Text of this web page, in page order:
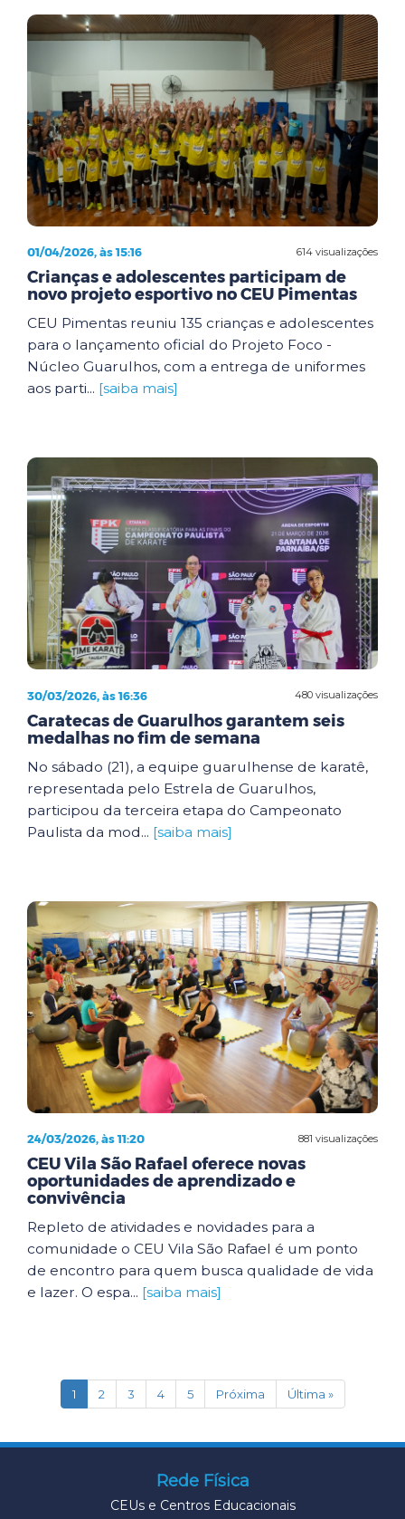
614 visualizações
01/04/2026, às 15:16
Crianças e adolescentes participam de
novo projeto esportivo no CEU Pimentas
CEU Pimentas reuniu 135 crianças e adolescentes
para o lançamento oficial do Projeto Foco -
Núcleo Guarulhos, com a entrega de uniformes
aos parti... [saiba mais]
480 visualizações
30/03/2026, às 16:36
Caratecas de Guarulhos garantem seis
medalhas no fim de semana
No sábado (21), a equipe guarulhense de karatê,
representada pelo Estrela de Guarulhos,
participou da terceira etapa do Campeonato
Paulista da mod... [saiba mais]
881 visualizações
24/03/2026, às 11:20
CEU Vila São Rafael oferece novas
oportunidades de aprendizado e
convivência
Repleto de atividades e novidades para a
comunidade o CEU Vila São Rafael é um ponto
de encontro para quem busca qualidade de vida
e lazer. O espa... [saiba mais]
1(current)
2 3 4 5 Próxima Última »
Rede Física
CEUs e Centros Educacionais